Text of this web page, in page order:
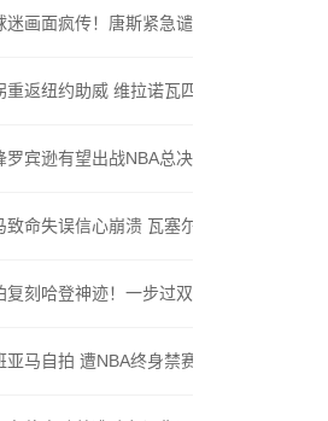
画面疯传！唐斯紧急谴责 文班
返纽约助威 维拉诺瓦四剑客总
宾逊有望出战NBA总决赛首战
命失误信心崩溃 瓦塞尔高
刻哈登神迹！一步过双手暴扣
马自拍 遭NBA终身禁赛